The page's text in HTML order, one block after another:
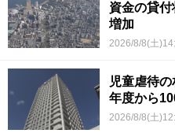
資金の貸
増加
2026/8/8(土
児童虐待
年度から
2026/8/8(土